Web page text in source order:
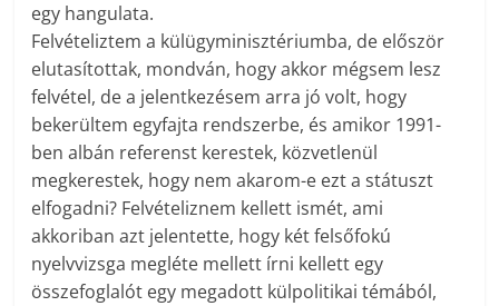
egy hangulata.
Felvételiztem a külügyminisztériumba, de először
elutasítottak, mondván, hogy akkor mégsem lesz
felvétel, de a jelentkezésem arra jó volt, hogy
bekerültem egyfajta rendszerbe, és amikor 1991-
ben albán referenst kerestek, közvetlenül
megkerestek, hogy nem akarom-e ezt a státuszt
elfogadni? Felvételiznem kellett ismét, ami
akkoriban azt jelentette, hogy két felsőfokú
nyelvvizsga megléte mellett írni kellett egy
összefoglalót egy megadott külpolitikai témából,